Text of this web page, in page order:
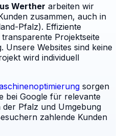
Werther arbeiten wir
zusammen, auch in
Pfalz). Effiziente
Projektseite
Unsere Websites sind keine
wird individuell
sorgen
bei Google für relevante
der Pfalz und Umgebung
zahlende Kunden